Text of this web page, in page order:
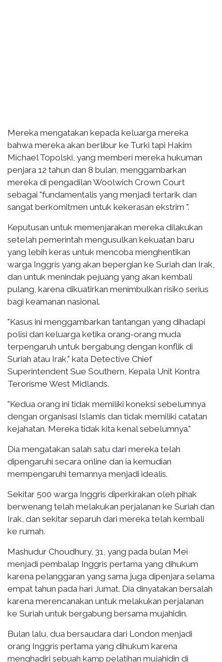
Mereka mengatakan kepada keluarga mereka
bahwa mereka akan berlibur ke Turki tapi Hakim
Michael Topolski, yang memberi mereka hukuman
penjara 12 tahun dan 8 bulan, menggambarkan
mereka di pengadilan Woolwich Crown Court
sebagai "fundamentalis yang menjadi tertarik dan
sangat berkomitmen untuk kekerasan ekstrim ".
Keputusan untuk memenjarakan mereka dilakukan
setelah pemerintah mengusulkan kekuatan baru
yang lebih keras untuk mencoba menghentikan
warga Inggris yang akan bepergian ke Suriah dan Irak,
dan untuk menindak pejuang yang akan kembali
pulang, karena dikuatirkan menimbulkan risiko serius
bagi keamanan nasional.
"Kasus ini menggambarkan tantangan yang dihadapi
polisi dan keluarga ketika orang-orang muda
terpengaruh untuk bergabung dengan konflik di
Suriah atau Irak," kata Detective Chief
Superintendent Sue Southern, Kepala Unit Kontra
Terorisme West Midlands.
"Kedua orang ini tidak memiliki koneksi sebelumnya
dengan organisasi Islamis dan tidak memiliki catatan
kejahatan. Mereka tidak kita kenal sebelumnya."
Dia mengatakan salah satu dari mereka telah
dipengaruhi secara online dan ia kemudian
mempengaruhi temannya menjadi idealis.
Sekitar 500 warga Inggris diperkirakan oleh pihak
berwenang telah melakukan perjalanan ke Suriah dan
Irak, dan sekitar separuh dari mereka telah kembali
ke rumah.
Mashudur Choudhury, 31, yang pada bulan Mei
menjadi pembalap Inggris pertama yang dihukum
karena pelanggaran yang sama juga dipenjara selama
empat tahun pada hari Jumat. Dia dinyatakan bersalah
karena merencanakan untuk melakukan perjalanan
ke Suriah untuk bergabung bersama mujahidin.
Bulan lalu, dua bersaudara dari London menjadi
orang Inggris pertama yang dihukum karena
menghadiri sebuah kamp pelatihan mujahidin di